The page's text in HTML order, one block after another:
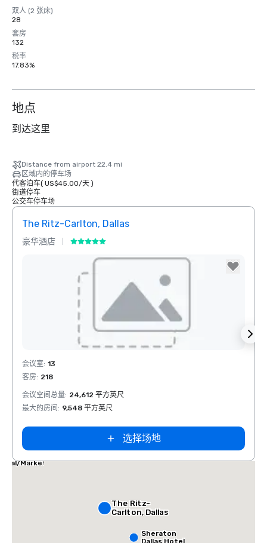
双人 (2 张床)
28
套房
132
税率
17.83%
地点
到达这里
Distance from airport 22.4 mi
区域内的停车场
代客泊车( US$45.00/天)
街道停车
公交车停车场
The Ritz-Carlton, Dallas
豪华酒店
Removed from favorites
会议室: 13
客房: 218
会议空间总量: 24,612 平方英尺
最大的房间 : 9,548 平方英尺
选择场地
The Ritz-
Carlton, Dallas
Sheraton
Dallas Hotel
Marriott
Market